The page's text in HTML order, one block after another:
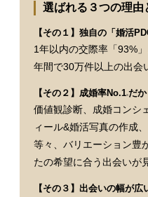
選ばれる３つの理由
【その１】独自の「婚活
1年以内の交際率「93%
年間で30万件以上の出会
【その２】成婚率No.1※だか
価値観診断、成婚コンシ
ィール&婚活写真の作成
等々、バリエーション豊
たの希望に合う出会いが
【その３】出会いの幅が広